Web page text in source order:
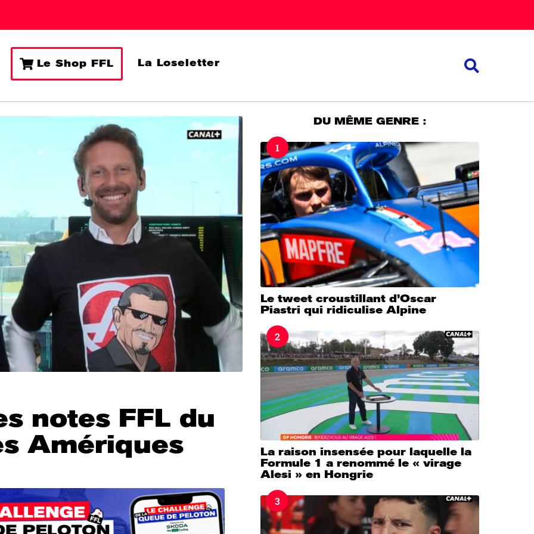
Le Shop FFL La Loseletter
notes FFL du
Amériques
DU MÊME GENRE :
1
Le tweet croustillant d’Oscar
Piastri qui ridiculise Alpine
2
La raison insensée pour laquelle la
Formule 1 a renommé le « virage
Alesi » en Hongrie
3